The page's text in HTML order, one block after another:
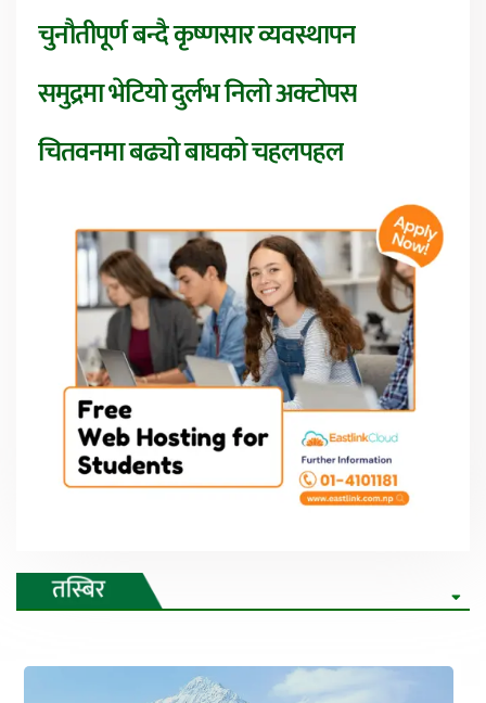
चुनौतीपूर्ण बन्दै कृष्णसार व्यवस्थापन
समुद्रमा भेटियो दुर्लभ निलो अक्टोपस
चितवनमा बढ्यो बाघको चहलपहल